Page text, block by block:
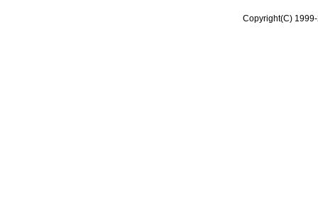
Copyright(C)